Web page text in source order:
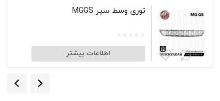
توری وسط سپر MGGS
اطلاعات بیشتر